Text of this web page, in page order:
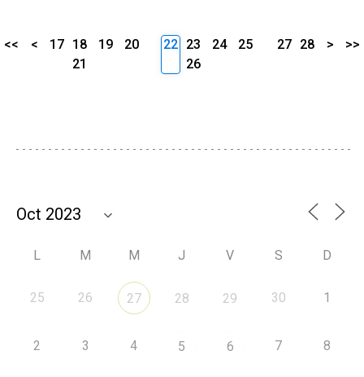
<< < 17 18 19
20
21
22 23 24
25
26
27 28 > >>
L M M J V S D
25 26 27 28 29 30 1
2 3 4 5 6 7 8